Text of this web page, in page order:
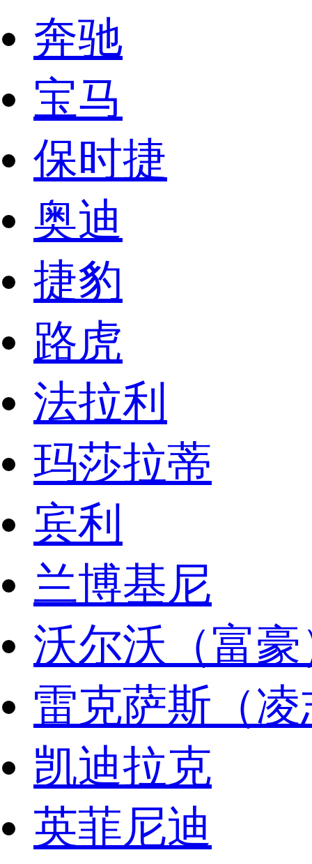
奔驰
宝马
保时捷
奥迪
捷豹
路虎
法拉利
玛莎拉蒂
宾利
兰博基尼
沃尔沃（富豪
雷克萨斯（
凯迪拉克
英菲尼迪